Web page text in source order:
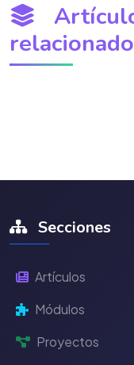
Secciones
Artículos
Módulos
Proyectos